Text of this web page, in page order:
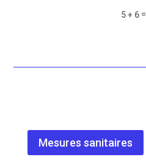
5 + 6=
Mesures sanitaires